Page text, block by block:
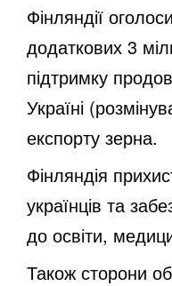
Фінляндії
додаткових 3
підтримку
Україні
експорту зерна.
Фінляндія
українців та
до освіти,
Також сторони